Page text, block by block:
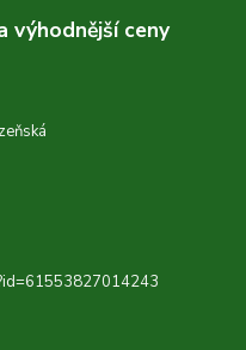
výhodnější ceny